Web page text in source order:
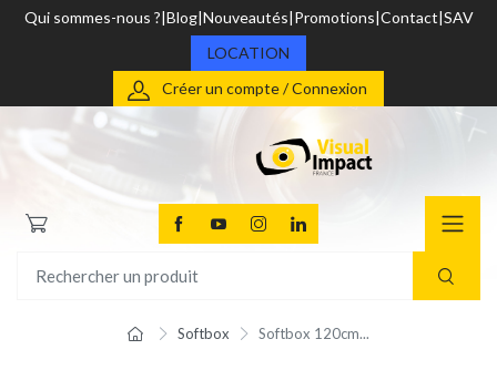
Qui sommes-nous ? Blog Nouveautés Promotions Contact SAV
LOCATION
Créer un compte / Connexion
Softbox Softbox 120cm...